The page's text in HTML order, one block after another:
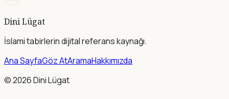
Dini Lügat
İslami tabirlerin dijital referans kaynağı.
Ana SayfaGöz AtAramaHakkımızda
©2026Dini Lügat